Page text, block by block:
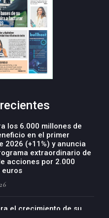
los 6.000 millones de
en el primer
2026 (+11%) y anuncia
extraordinario de
acciones por 2.000
euros
el crecimiento de su